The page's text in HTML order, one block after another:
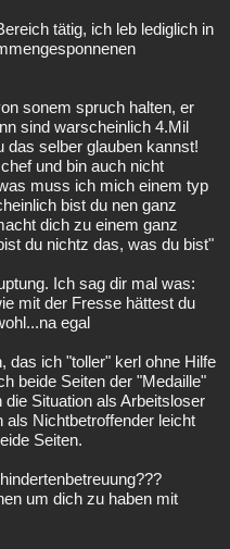
tätig, ich leb lediglich in
sonem spruch halten, er
sind warscheinlich 4.Mil
das selber glauben kannst!
und bin auch nicht
muss ich mich einem typ
bist du nen ganz
dich zu einem ganz
du nichtz das, was du bist"
Ich sag dir mal was:
mit der Fresse hättest du
egal
das ich "toller" kerl ohne Hilfe
beide Seiten der "Medaille"
Situation als Arbeitsloser
Nichtbetroffender leicht
Seiten.
um dich zu haben mit